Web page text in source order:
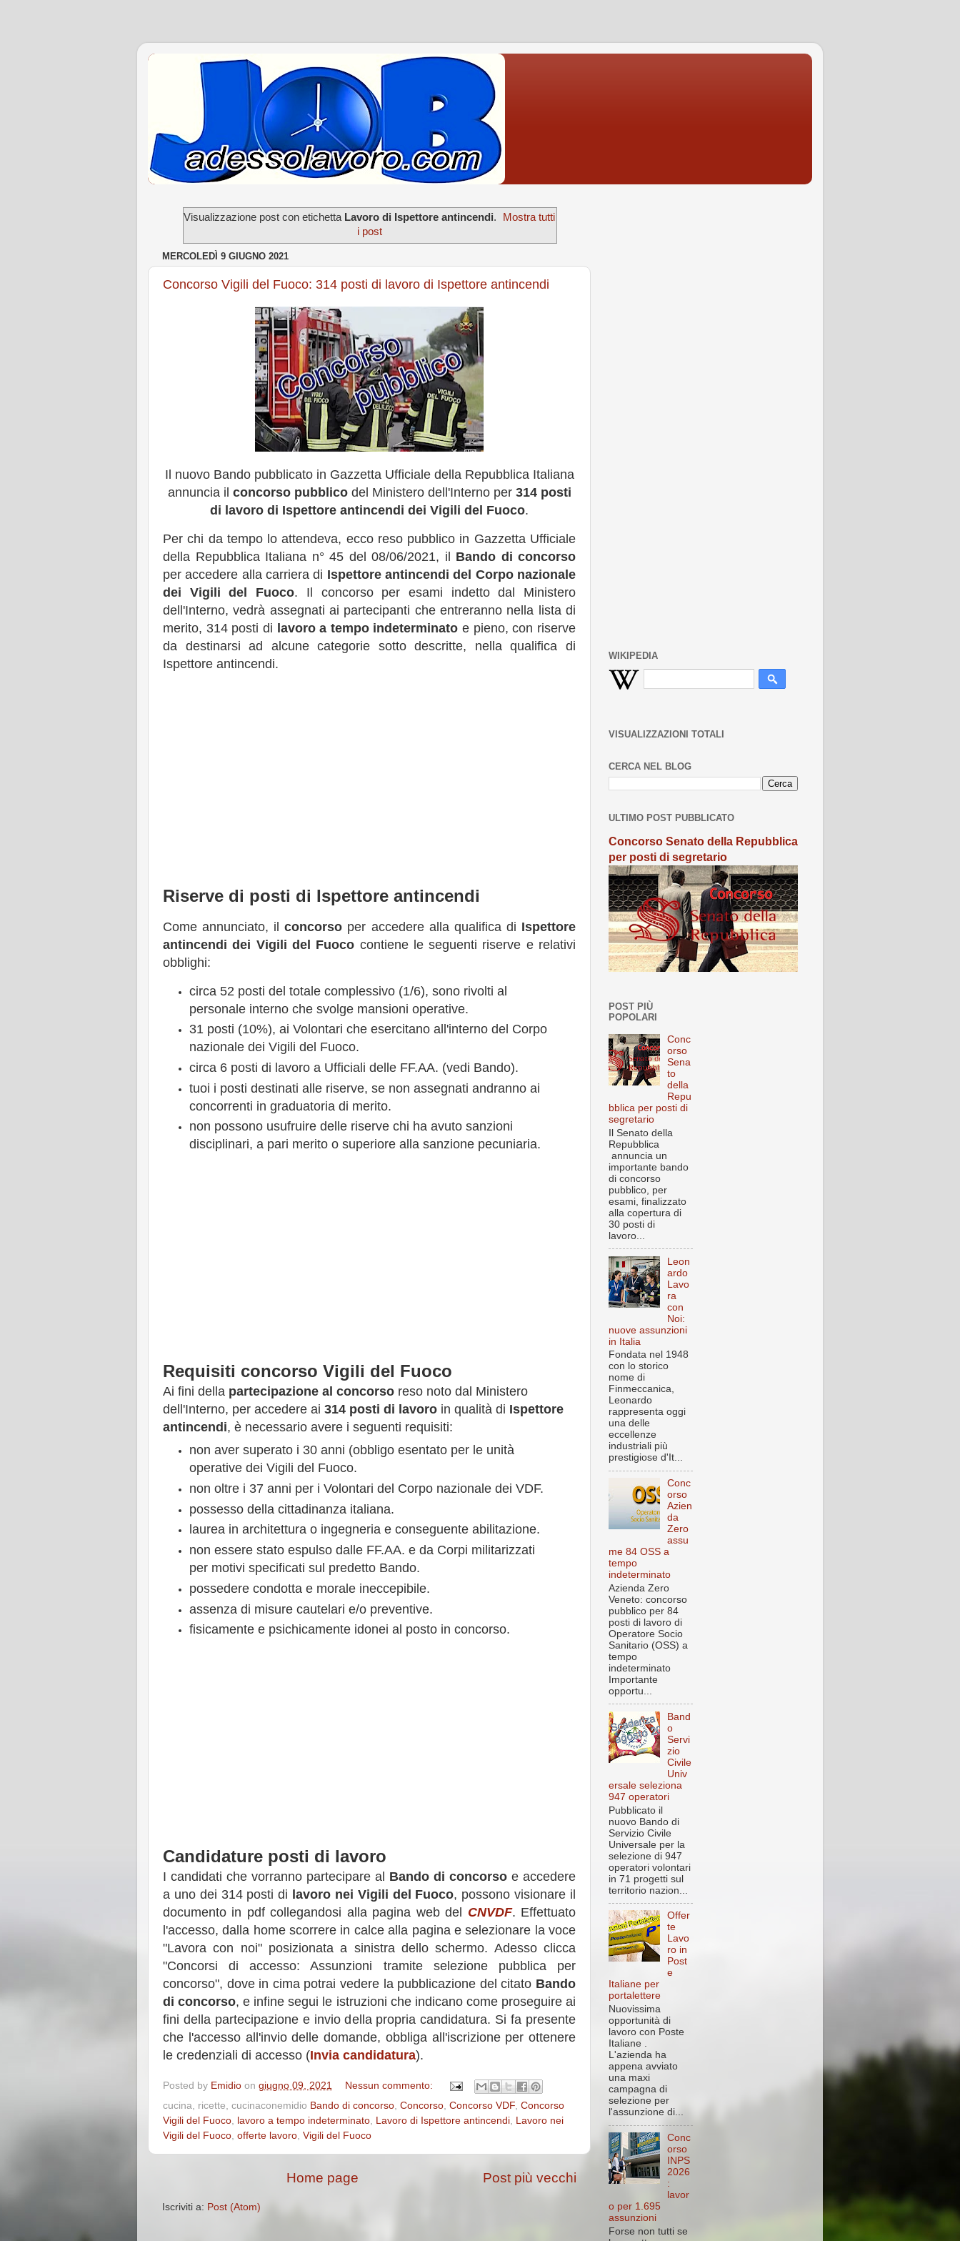
Visualizzazione post con etichetta Lavoro di Ispettore antincendi.
Mostra tutti
i post
MERCOLEDÌ 9 GIUGNO 2021
Concorso Vigili del Fuoco: 314 posti di lavoro di Ispettore antincendi
Il nuovo Bando pubblicato in Gazzetta Ufficiale della Repubblica Italiana
annuncia il concorso pubblicodel Ministero dell'Interno per 314 posti
di lavoro di Ispettore antincendi dei Vigili del Fuoco.
Per chi da tempo lo attendeva, ecco reso pubblico in Gazzetta Ufficiale
della Repubblica Italiana n° 45 del 08/06/2021, il Bando di concorso
per accedere alla carriera di Ispettore antincendi del Corpo nazionale
dei Vigili del Fuoco. Il concorso per esami indetto dal Ministero
dell'Interno, vedrà assegnati ai partecipanti che entreranno nella lista di
merito, 314 posti di lavoro a tempo indeterminato e pieno, con riserve
da destinarsi ad alcune categorie sotto descritte, nella qualifica di
Ispettore antincendi.
Riserve di posti di Ispettore antincendi
Come annunciato, ilconcorso per accedere alla qualifica di Ispettore
antincendi dei Vigili del Fuoco contiene le seguenti riserve e relativi
obblighi:
circa 52 posti del totale complessivo (1/6), sono rivolti al
personale interno che svolge mansioni operative.
31 posti (10%), ai Volontari che esercitano all'interno del Corpo
nazionale dei Vigili del Fuoco.
circa 6 posti di lavoro a Ufficiali delle FF.AA. (vedi Bando).
tuoi i posti destinati alle riserve, se non assegnati andranno ai
concorrenti in graduatoria di merito.
non possono usufruire delle riserve chi ha avuto sanzioni
disciplinari, a pari merito o superiore alla sanzione pecuniaria.
Requisiti concorso Vigili del Fuoco
Ai fini della partecipazione al concorso reso noto dal Ministero
dell'Interno, per accedere ai 314 posti di lavoro in qualità di Ispettore
antincendi, è necessario avere i seguenti requisiti:
non aver superato i 30 anni (obbligo esentato per le unità
operative dei Vigili del Fuoco.
non oltre i 37 anni per i Volontari del Corpo nazionale dei VDF.
possesso della cittadinanza italiana.
laurea in architettura o ingegneria e conseguente abilitazione.
non essere stato espulso dalle FF.AA. e da Corpi militarizzati
per motivi specificati sul predetto Bando.
possedere condotta e morale ineccepibile.
assenza di misure cautelari e/o preventive.
fisicamente e psichicamente idonei al posto in concorso.
Candidature posti di lavoro
I candidati che vorranno partecipare al Bando di concorso e accedere
a uno dei 314 posti di lavoro nei Vigili del Fuoco, possono visionare il
documento in pdf collegandosi alla pagina web del CNVDF. Effettuato
l'accesso, dalla home scorrere in calce alla pagina e selezionare la voce
"Lavora con noi" posizionata a sinistra dello schermo. Adesso clicca
"Concorsi di accesso: Assunzioni tramite selezione pubblica per
concorso", dove in cima potrai vedere la pubblicazione del citato Bando
di concorso, e infine segui le istruzioni che indicano come proseguire ai
fini della partecipazione e invio della propria candidatura. Si fa presente
che l'accesso all'invio delle domande, obbliga all'iscrizione per ottenere
le credenziali di accesso (Invia candidatura).
Posted by Emidio on giugno 09, 2021
Nessun commento:
cucina, ricette, cucinaconemidio Bando di concorso, Concorso, Concorso VDF, Concorso
Vigili del Fuoco, lavoro a tempo indeterminato, Lavoro di Ispettore antincendi, Lavoro nei
Vigili del Fuoco, offerte lavoro, Vigili del Fuoco
Post più vecchi
Home page
Iscriviti a: Post (Atom)
WIKIPEDIA
VISUALIZZAZIONI TOTALI
CERCA NEL BLOG
ULTIMO POST PUBBLICATO
Concorso Senato della Repubblica
per posti di segretario
POST PIÙ
POPOLARI
Conc
orso
Sena
to
della
Repu
bblica per posti di
segretario
Il Senato della
Repubblica
annuncia un
importante bando
di concorso
pubblico, per
esami, finalizzato
alla copertura di
30 posti di
lavoro...
Leon
ardo
Lavo
ra
con
Noi:
nuove assunzioni
in Italia
Fondata nel 1948
con lo storico
nome di
Finmeccanica,
Leonardo
rappresenta oggi
una delle
eccellenze
industriali più
prestigiose d'It...
Conc
orso
Azien
da
Zero
assu
me 84 OSS a
tempo
indeterminato
Azienda Zero
Veneto: concorso
pubblico per 84
posti di lavoro di
Operatore Socio
Sanitario (OSS) a
tempo
indeterminato
Importante
opportu...
Band
o
Servi
zio
Civile
Univ
ersale seleziona
947 operatori
Pubblicato il
nuovo Bando di
Servizio Civile
Universale per la
selezione di 947
operatori volontari
in 71 progetti sul
territorio nazion...
Offer
te
Lavo
ro in
Post
e
Italiane per
portalettere
Nuovissima
opportunità di
lavoro con Poste
Italiane .
L'azienda ha
appena avviato
una maxi
campagna di
selezione per
l'assunzione di...
Conc
orso
INPS
2026
:
lavor
o per 1.695
assunzioni
Forse non tutti se